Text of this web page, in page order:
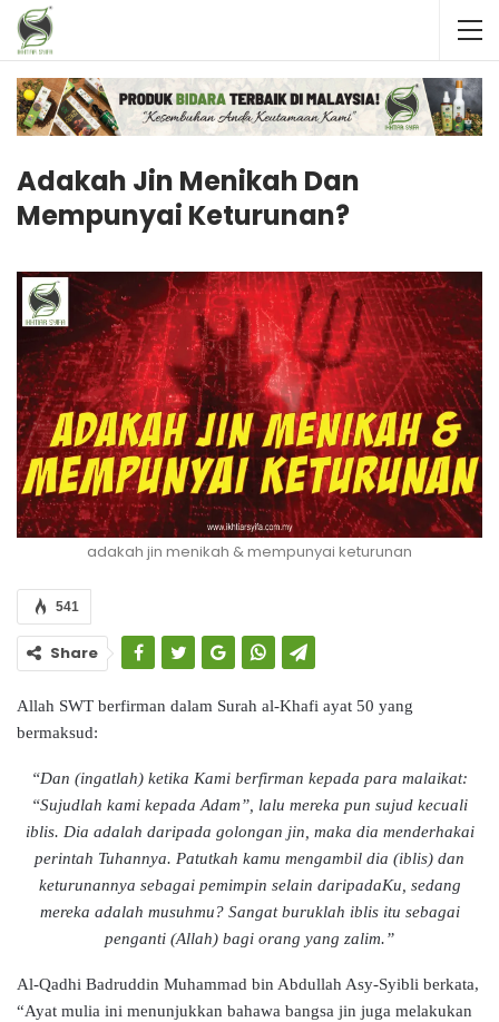
Adakah Jin Menikah Dan
Mempunyai Keturunan?
adakah jin menikah & mempunyai keturunan
541
Share
Allah SWT berfirman dalam Surah al-Khafi ayat 50 yang
bermaksud:
“Dan (ingatlah) ketika Kami berfirman kepada para malaikat:
“Sujudlah kami kepada Adam”, lalu mereka pun sujud kecuali
iblis. Dia adalah daripada golongan jin, maka dia menderhakai
perintah Tuhannya. Patutkah kamu mengambil dia (iblis) dan
keturunannya sebagai pemimpin selain daripadaKu, sedang
mereka adalah musuhmu? Sangat buruklah iblis itu sebagai
penganti (Allah) bagi orang yang zalim.”
Al-Qadhi Badruddin Muhammad bin Abdullah Asy-Syibli berkata,
“Ayat mulia ini menunjukkan bahawa bangsa jin juga melakukan